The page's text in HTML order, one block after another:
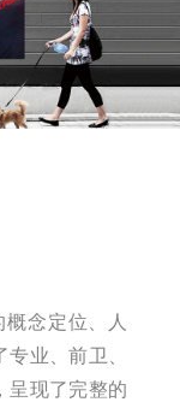
念定位、人
业、前卫、
呈现了完整的